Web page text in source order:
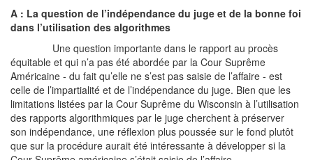
A : La question de l’indépendance du juge et de la bonne foi
dans l’utilisation des algorithmes
Une question importante dans le rapport au procès
équitable et qui n’a pas été abordée par la Cour Suprême
Américaine - du fait qu’elle ne s’est pas saisie de l’affaire - est
celle de l’impartialité et de l’indépendance du juge. Bien que les
limitations listées par la Cour Suprême du Wisconsin à l’utilisation
des rapports algorithmiques par le juge cherchent à préserver
son indépendance, une réflexion plus poussée sur le fond plutôt
que sur la procédure aurait été intéressante à développer si la